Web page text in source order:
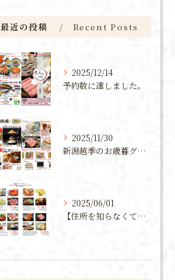
最近の投稿 Recent Posts
2025/12/14
予約数に達しました。
2025/11/30
新潟越季のお歳暮グルメ
2025/06/01
【住所を知らなくても贈れる！新潟の魅力を詰め込んだカタログギフト】